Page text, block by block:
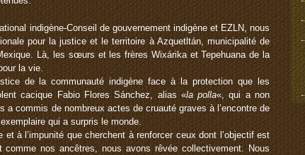
indigène-Conseil de gouvernement indigène et EZLN, nous
pour la justice et le territoire à Azquetltán, municipalité de
Là, les sœurs et les frères Wixárika et Tepehuana de la
la vie.
de la communauté indigène face à la protection que les
cacique Fabio Flores Sánchez, alias «la polla«, qui a non
a commis de nombreux actes de cruauté graves à l’encontre de
qui a surpris le monde.
à l’impunité que cherchent à renforcer ceux dont l’objectif est
nos ancêtres, nous avons rêvée collectivement. Nous